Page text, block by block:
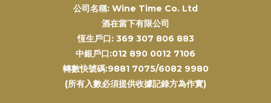
公司名稱: Wine Time Co. Ltd
酒在當下有限公司
恆生戶口: 369 307 806 883
中銀戶口:012 890 0012 7106
轉數快號碼:9881 7075/6082 9980
(所有入數必須提供收據記錄方為作實)